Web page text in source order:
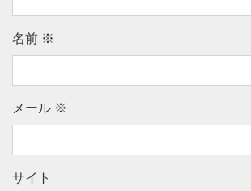
名前 ※
メール ※
サイト